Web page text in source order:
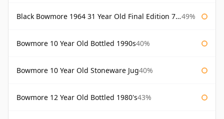
Black Bowmore 1964 31 Year Old Final Edition 75cl 49%
Bowmore 10 Year Old Bottled 1990s40%
Bowmore 10 Year Old Stoneware Jug40%
Bowmore 12 Year Old Bottled 1980's43%